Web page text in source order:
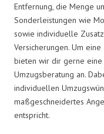
Entfernung, die Menge
Sonderleistungen wie
sowie individuelle
Versicherungen. Um
bieten wir dir gerne
Umzugsberatung an.
individuellen
maßgeschneidertes
entspricht.